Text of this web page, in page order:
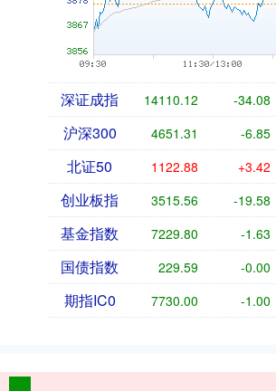
深证成指 14110.12 -34.08
沪深300 4651.31 -6.85
北证50 1122.88 +3.42
创业板指 3515.56 -19.58
基金指数 7229.80 -1.63
国债指数 229.59 -0.00
期指IC0 7730.00 -1.00